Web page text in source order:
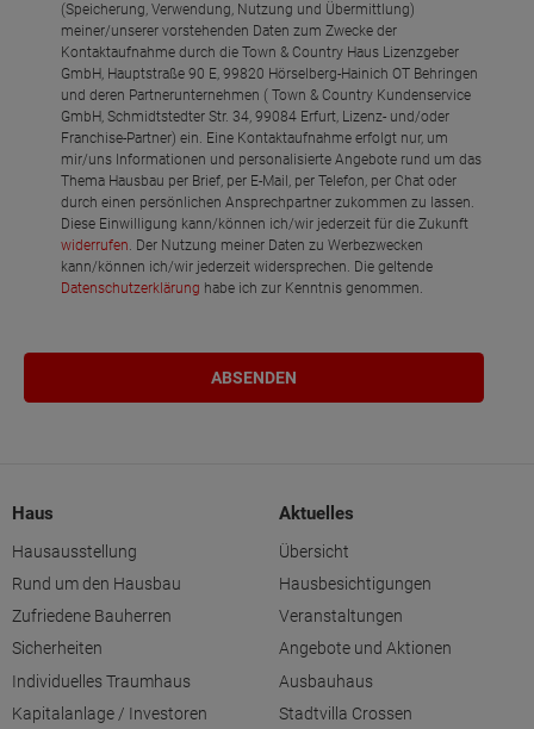
(Speicherung, Verwendung, Nutzung und Übermittlung)
meiner/unserer vorstehenden Daten zum Zwecke der
Kontaktaufnahme durch die Town & Country Haus Lizenzgeber
GmbH, Hauptstraße 90 E, 99820 Hörselberg-Hainich OT Behringen
und deren Partnerunternehmen ( Town & Country Kundenservice
GmbH, Schmidtstedter Str. 34, 99084 Erfurt, Lizenz- und/oder
Franchise-Partner) ein. Eine Kontaktaufnahme erfolgt nur, um
mir/uns Informationen und personalisierte Angebote rund um das
Thema Hausbau per Brief, per E-Mail, per Telefon, per Chat oder
durch einen persönlichen Ansprechpartner zukommen zu lassen.
Diese Einwilligung kann/können ich/wir jederzeit für die Zukunft
widerrufen. Der Nutzung meiner Daten zu Werbezwecken
kann/können ich/wir jederzeit widersprechen. Die geltende
Datenschutzerklärung habe ich zur Kenntnis genommen.
Haus
Hausausstellung
Rund um den Hausbau
Zufriedene Bauherren
Sicherheiten
Individuelles Traumhaus
Kapitalanlage / Investoren
Aktuelles
Übersicht
Hausbesichtigungen
Veranstaltungen
Angebote und Aktionen
Ausbauhaus
Stadtvilla Crossen